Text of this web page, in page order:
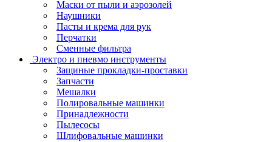
Маски от пыли и аэрозолей
Наушники
Пасты и крема для рук
Перчатки
Сменные фильтра
Электро и пневмо инструменты
Защиные прокладки-проставки
Запчасти
Мешалки
Полировальные машинки
Принадлежности
Пылесосы
Шлифовальные машинки